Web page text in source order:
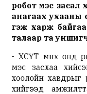
робот мэс засал
анагаах ухааны
гэж харж
талаар та
- ХСҮТ өмнөх онд
мэс заслаа
хоолойн хавдрыг
хийгээд